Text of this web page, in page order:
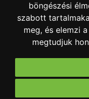
böngészési
szabott
meg, és elemzi
megtudjuk
+36 20 959 7483
9700 Szombathely, Sugár